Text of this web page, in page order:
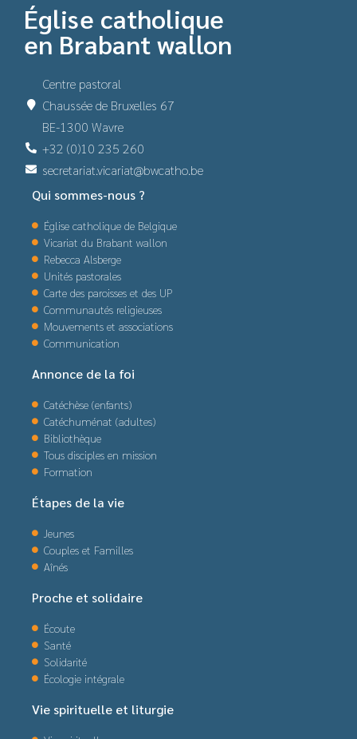
Église catholique
en Brabant wallon
Centre pastoral
Chaussée de Bruxelles 67
BE-1300 Wavre
+32 (0)10 235 260
secretariat.vicariat@bwcatho.be
Qui sommes-nous ?
Église catholique de Belgique
Vicariat du Brabant wallon
Rebecca Alsberge
Unités pastorales
Carte des paroisses et des UP
Communautés religieuses
Mouvements et associations
Communication
Annonce de la foi
Catéchèse (enfants)
Catéchuménat (adultes)
Bibliothèque
Tous disciples en mission
Formation
Étapes de la vie
Jeunes
Couples et Familles
Aînés
Proche et solidaire
Écoute
Santé
Solidarité
Écologie intégrale
Vie spirituelle et liturgie